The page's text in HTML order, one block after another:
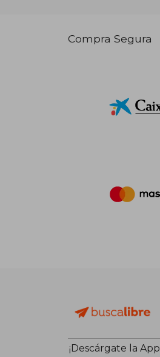
Compra Segura
¡Descárgate la App